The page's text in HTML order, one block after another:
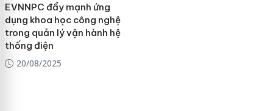
EVNNPC đẩy mạnh ứng
dụng khoa học công nghệ
trong quản lý vận hành hệ
thống điện
20/08/2025